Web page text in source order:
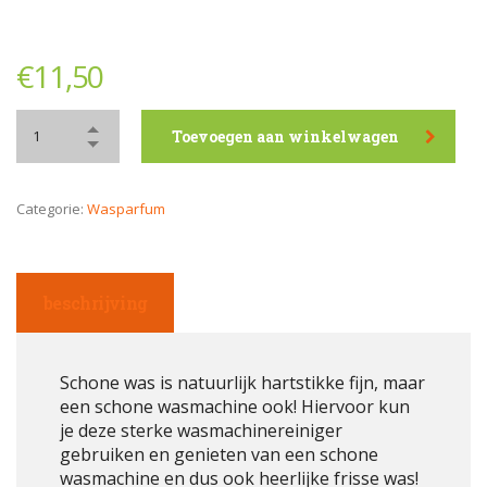
€11,50
Toevoegen aan winkelwagen
Categorie: Wasparfum
Schone was is natuurlijk hartstikke fijn, maar
een schone wasmachine ook! Hiervoor kun
je deze sterke wasmachinereiniger
gebruiken en genieten van een schone
wasmachine en dus ook heerlijke frisse was!